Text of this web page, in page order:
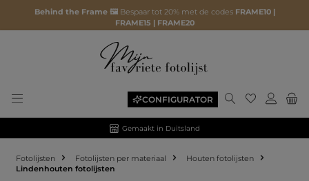
Behind the Frame 🖼️ Bespaar tot 20% met de codes FRAME10 |
FRAME15 | FRAME20
CONFIGURATOR
Gemaakt in Duitsland
Fotolijsten Fotolijsten per materiaal
Houten fotolijsten
Lindenhouten fotolijsten